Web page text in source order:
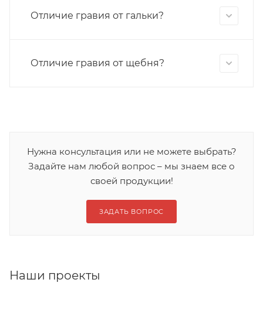
Отличие гравия от гальки?
Отличие гравия от щебня?
Нужна консультация или не можете выбрать?
Задайте нам любой вопрос – мы знаем все о
своей продукции!
ЗАДАТЬ ВОПРОС
Наши проекты